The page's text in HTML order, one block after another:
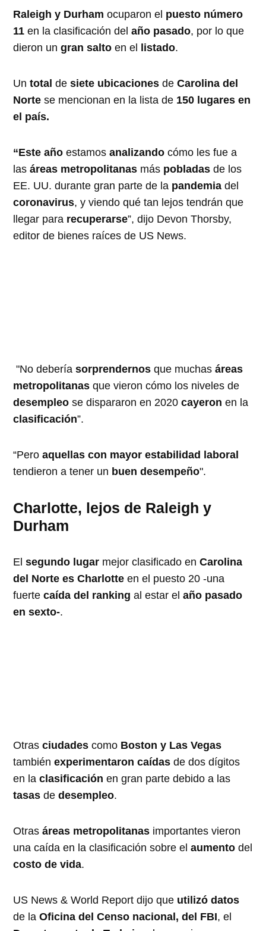
Raleigh y Durham ocuparon el puesto número
11en la clasificación delaño pasado, por lo que
dieron ungran salto en el listado.
Untotalde siete ubicaciones deCarolina del
Norte se mencionan en la lista de 150 lugares en
el país.
“Este añoestamosanalizandocómo les fue a
lasáreas metropolitanas más pobladasde los
EE. UU. durante gran parte de la pandemiadel
coronavirus, y viendo qué tan lejos tendrán que
llegar para recuperarse”, dijo Devon Thorsby,
editor de bienes raíces de US News.
"No deberíasorprendernosque muchas áreas
metropolitanasque vieron cómo los niveles de
desempleose dispararon en 2020cayeronen la
clasificación”.
“Pero aquellas con mayor estabilidad laboral
tendieron a tener un buen desempeño".
Charlotte, lejos de Raleigh y
Durham
Elsegundo lugar mejor clasificado enCarolina
del Norte es Charlotte en el puesto 20 ­­-una
fuertecaída del ranking al estar el año pasado
en sexto-.
Otrasciudadescomo Boston y Las Vegas
también experimentaron caídas de dos dígitos
en laclasificaciónen gran parte debido a las
tasasdedesempleo.
Otrasáreas metropolitanas importantes vieron
una caída en la clasificación sobre elaumento del
costo de vida.
US News & World Report dijo que utilizó datos
de la Oficina del Censo nacional, del FBI, el